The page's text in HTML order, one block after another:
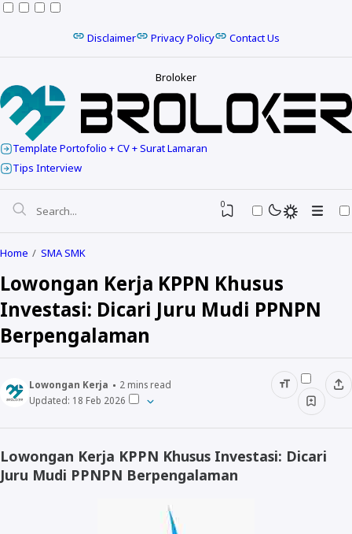
Disclaimer Privacy Policy Contact Us
Broloker
Template Portofolio + CV + Surat Lamaran
Tips Interview
Lulusan D3
Lulusan S1/D4
0
Home SMA SMK
Lowongan Kerja KPPN Khusus
Investasi: Dicari Juru Mudi PPNPN
Berpengalaman
Lowongan Kerja 2mins read
Updated: 18 Feb 2026
Lowongan Kerja KPPN Khusus Investasi: Dicari
Juru Mudi PPNPN Berpengalaman